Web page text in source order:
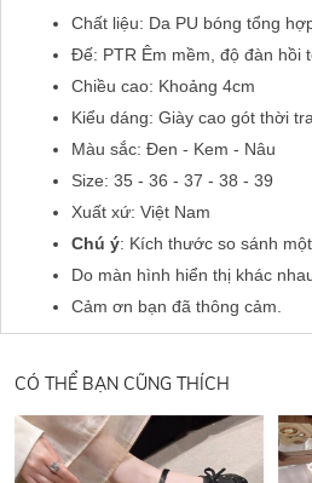
Chất liệu: Da PU bóng tổng
Đế: PTR Êm mềm, độ đàn hồi
Chiều cao: Khoảng 4cm
Kiểu dáng: Giày cao gót thời
Màu sắc: Đen - Kem - Nâu
Size: 35 - 36 - 37 - 38 - 39
Xuất xứ: Việt Nam
Chú ý: Kích thước so sánh
Do màn hình hiển thị khác
Cảm ơn bạn đã thông cảm.
CÓ THỂ BẠN CŨNG THÍCH